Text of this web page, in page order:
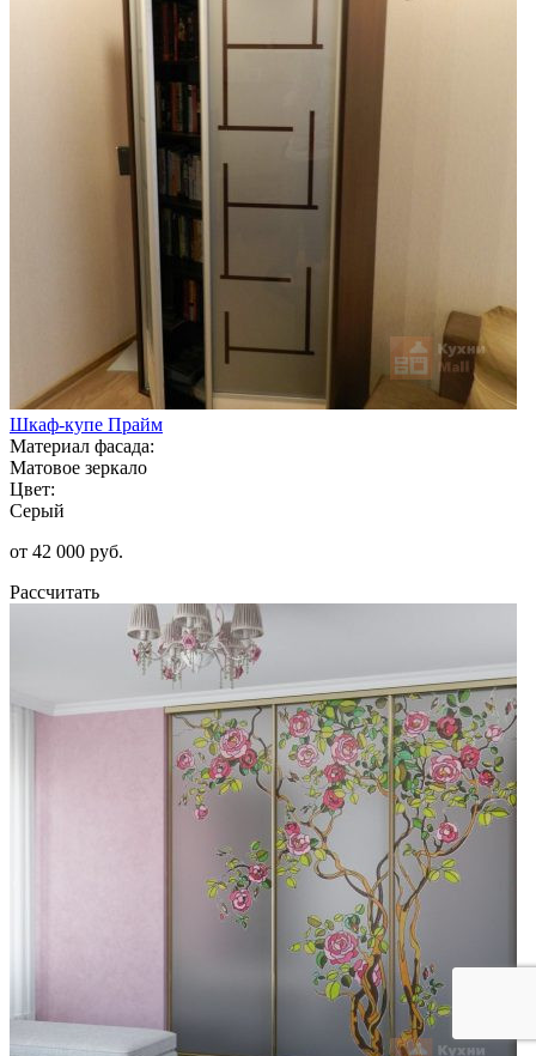
Шкаф-купе Прайм
Материал фасада:
Матовое зеркало
Цвет:
Серый
от 42 000 руб.
Рассчитать